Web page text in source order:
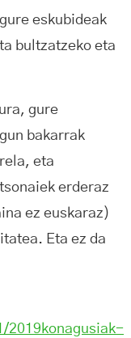
eskubideak
bultzatzeko eta
gure
bakarrak
eta
erderaz
ez euskaraz)
Eta ez da
2019konagusiak-